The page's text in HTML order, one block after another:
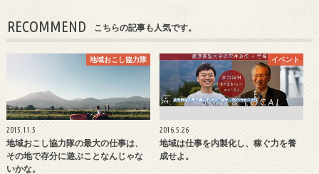
RECOMMEND こちらの記事も人気です。
地域おこし協力隊
2015.11.5
地域おこし協力隊の最大の仕事は、
その地で存分に遊ぶことなんじゃな
いかな。
イベント
2016.5.26
地域は仕事を内製化し、稼ぐ力を養
成せよ。